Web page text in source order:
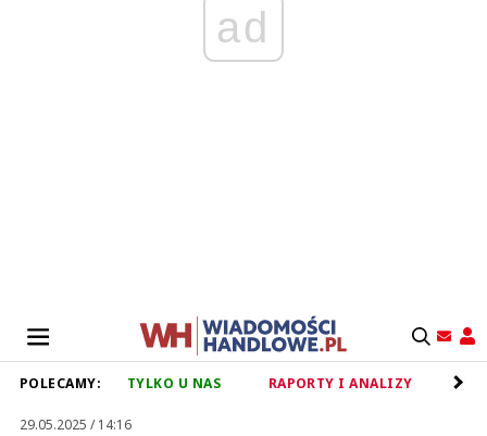
ad
POLECAMY: TYLKO U NAS RAPORTY I ANALIZY
29.05.2025 / 14:16